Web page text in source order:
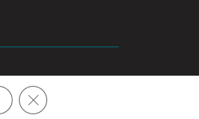
Close GDPR Cookie Banner